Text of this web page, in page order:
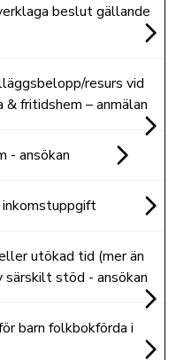
beslut gällande
resurs vid
fritidshem – anmälan
- ansökan
inkomstuppgift
utökad tid (mer än
särskilt stöd - ansökan
barn folkbokförda i